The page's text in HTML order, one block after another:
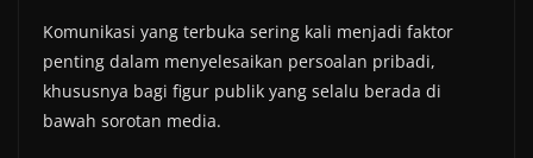
Komunikasi yang terbuka sering kali menjadi faktor
penting dalam menyelesaikan persoalan pribadi,
khususnya bagi figur publik yang selalu berada di
bawah sorotan media.